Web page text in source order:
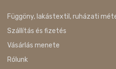
Függöny, lakástextil, ruházati
Szállítás és fizetés
Vásárlás menete
Rólunk